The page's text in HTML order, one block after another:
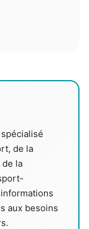
de la
la
aux besoins